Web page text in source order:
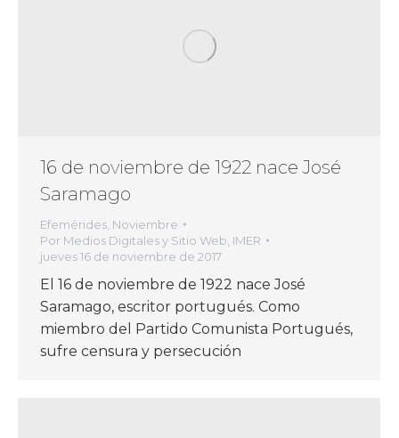
16 de noviembre de 1922 nace José
Saramago
Efemérides Noviembre
Por Medios Digitales y Sitio Web, IMER
jueves 16 de noviembre de 2017
El 16 de noviembre de 1922 nace José
Saramago, escritor portugués. Como
miembro del Partido Comunista Portugués,
sufre censura y persecución